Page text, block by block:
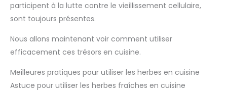
participent à la lutte contre le vieillissement cellulaire,
sont toujours présentes.
Nous allons maintenant voir comment utiliser
efficacement ces trésors en cuisine.
Meilleures pratiques pour utiliser les herbes en cuisine
Astuce pour utiliser les herbes fraîches en cuisine